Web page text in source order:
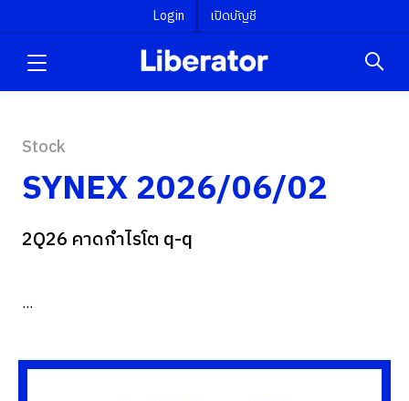
Login เปิดบัญชี
Stock
SYNEX 2026/06/02
2Q26 คาดกำไรโต q-q
...